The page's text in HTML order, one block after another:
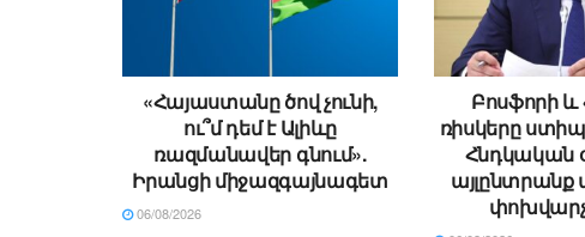
«Հայաստանը ծով չունի,
ու՞մ դեմ է Ալիևը
ռազմանավեր գնում».
Իրանցի միջազգայնագետ
06/08/2026
Բոսֆորի և
ռիսկերը
Հնդկական
այլընտրանք